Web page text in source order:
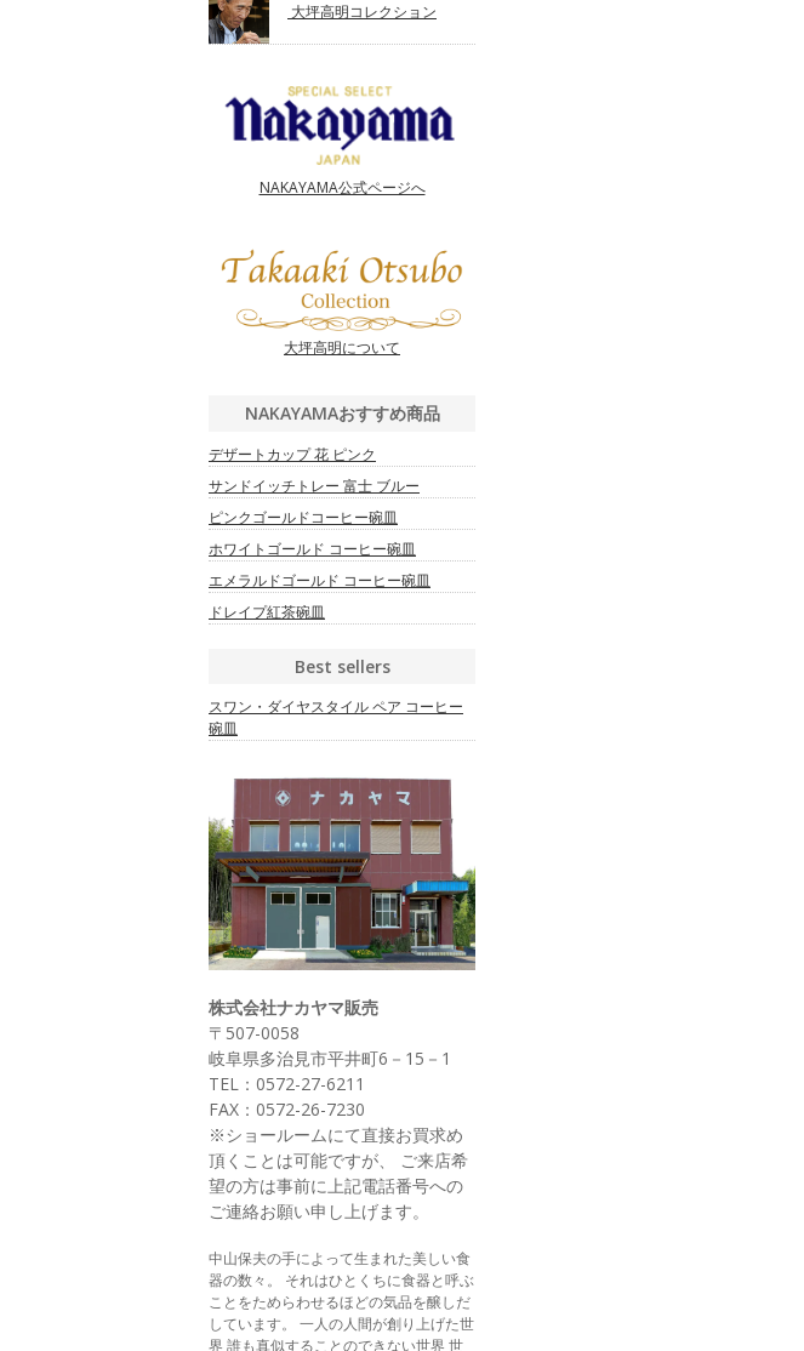
大坪高明コレクション
NAKAYAMA公式ページへ
大坪高明について
NAKAYAMAおすすめ商品
デザートカップ 花 ピンク
サンドイッチトレー 富士 ブルー
ピンクゴールドコーヒー碗皿
ホワイトゴールド コーヒー碗皿
エメラルドゴールド コーヒー碗皿
ドレイプ紅茶碗皿
Best sellers
スワン・ダイヤスタイル ペア コーヒー
碗皿
株式会社ナカヤマ販売
〒507-0058
岐阜県多治見市平井町6－15－1
TEL：0572-27-6211
FAX：0572-26-7230
※ショールームにて直接お買求め
頂くことは可能ですが、 ご来店希
望の方は事前に上記電話番号への
ご連絡お願い申し上げます。
中山保夫の手によって生まれた美しい食
器の数々。 それはひとくちに食器と呼ぶ
ことをためらわせるほどの気品を醸しだ
しています。 一人の人間が創り上げた世
界 誰も真似することのできない世界 世